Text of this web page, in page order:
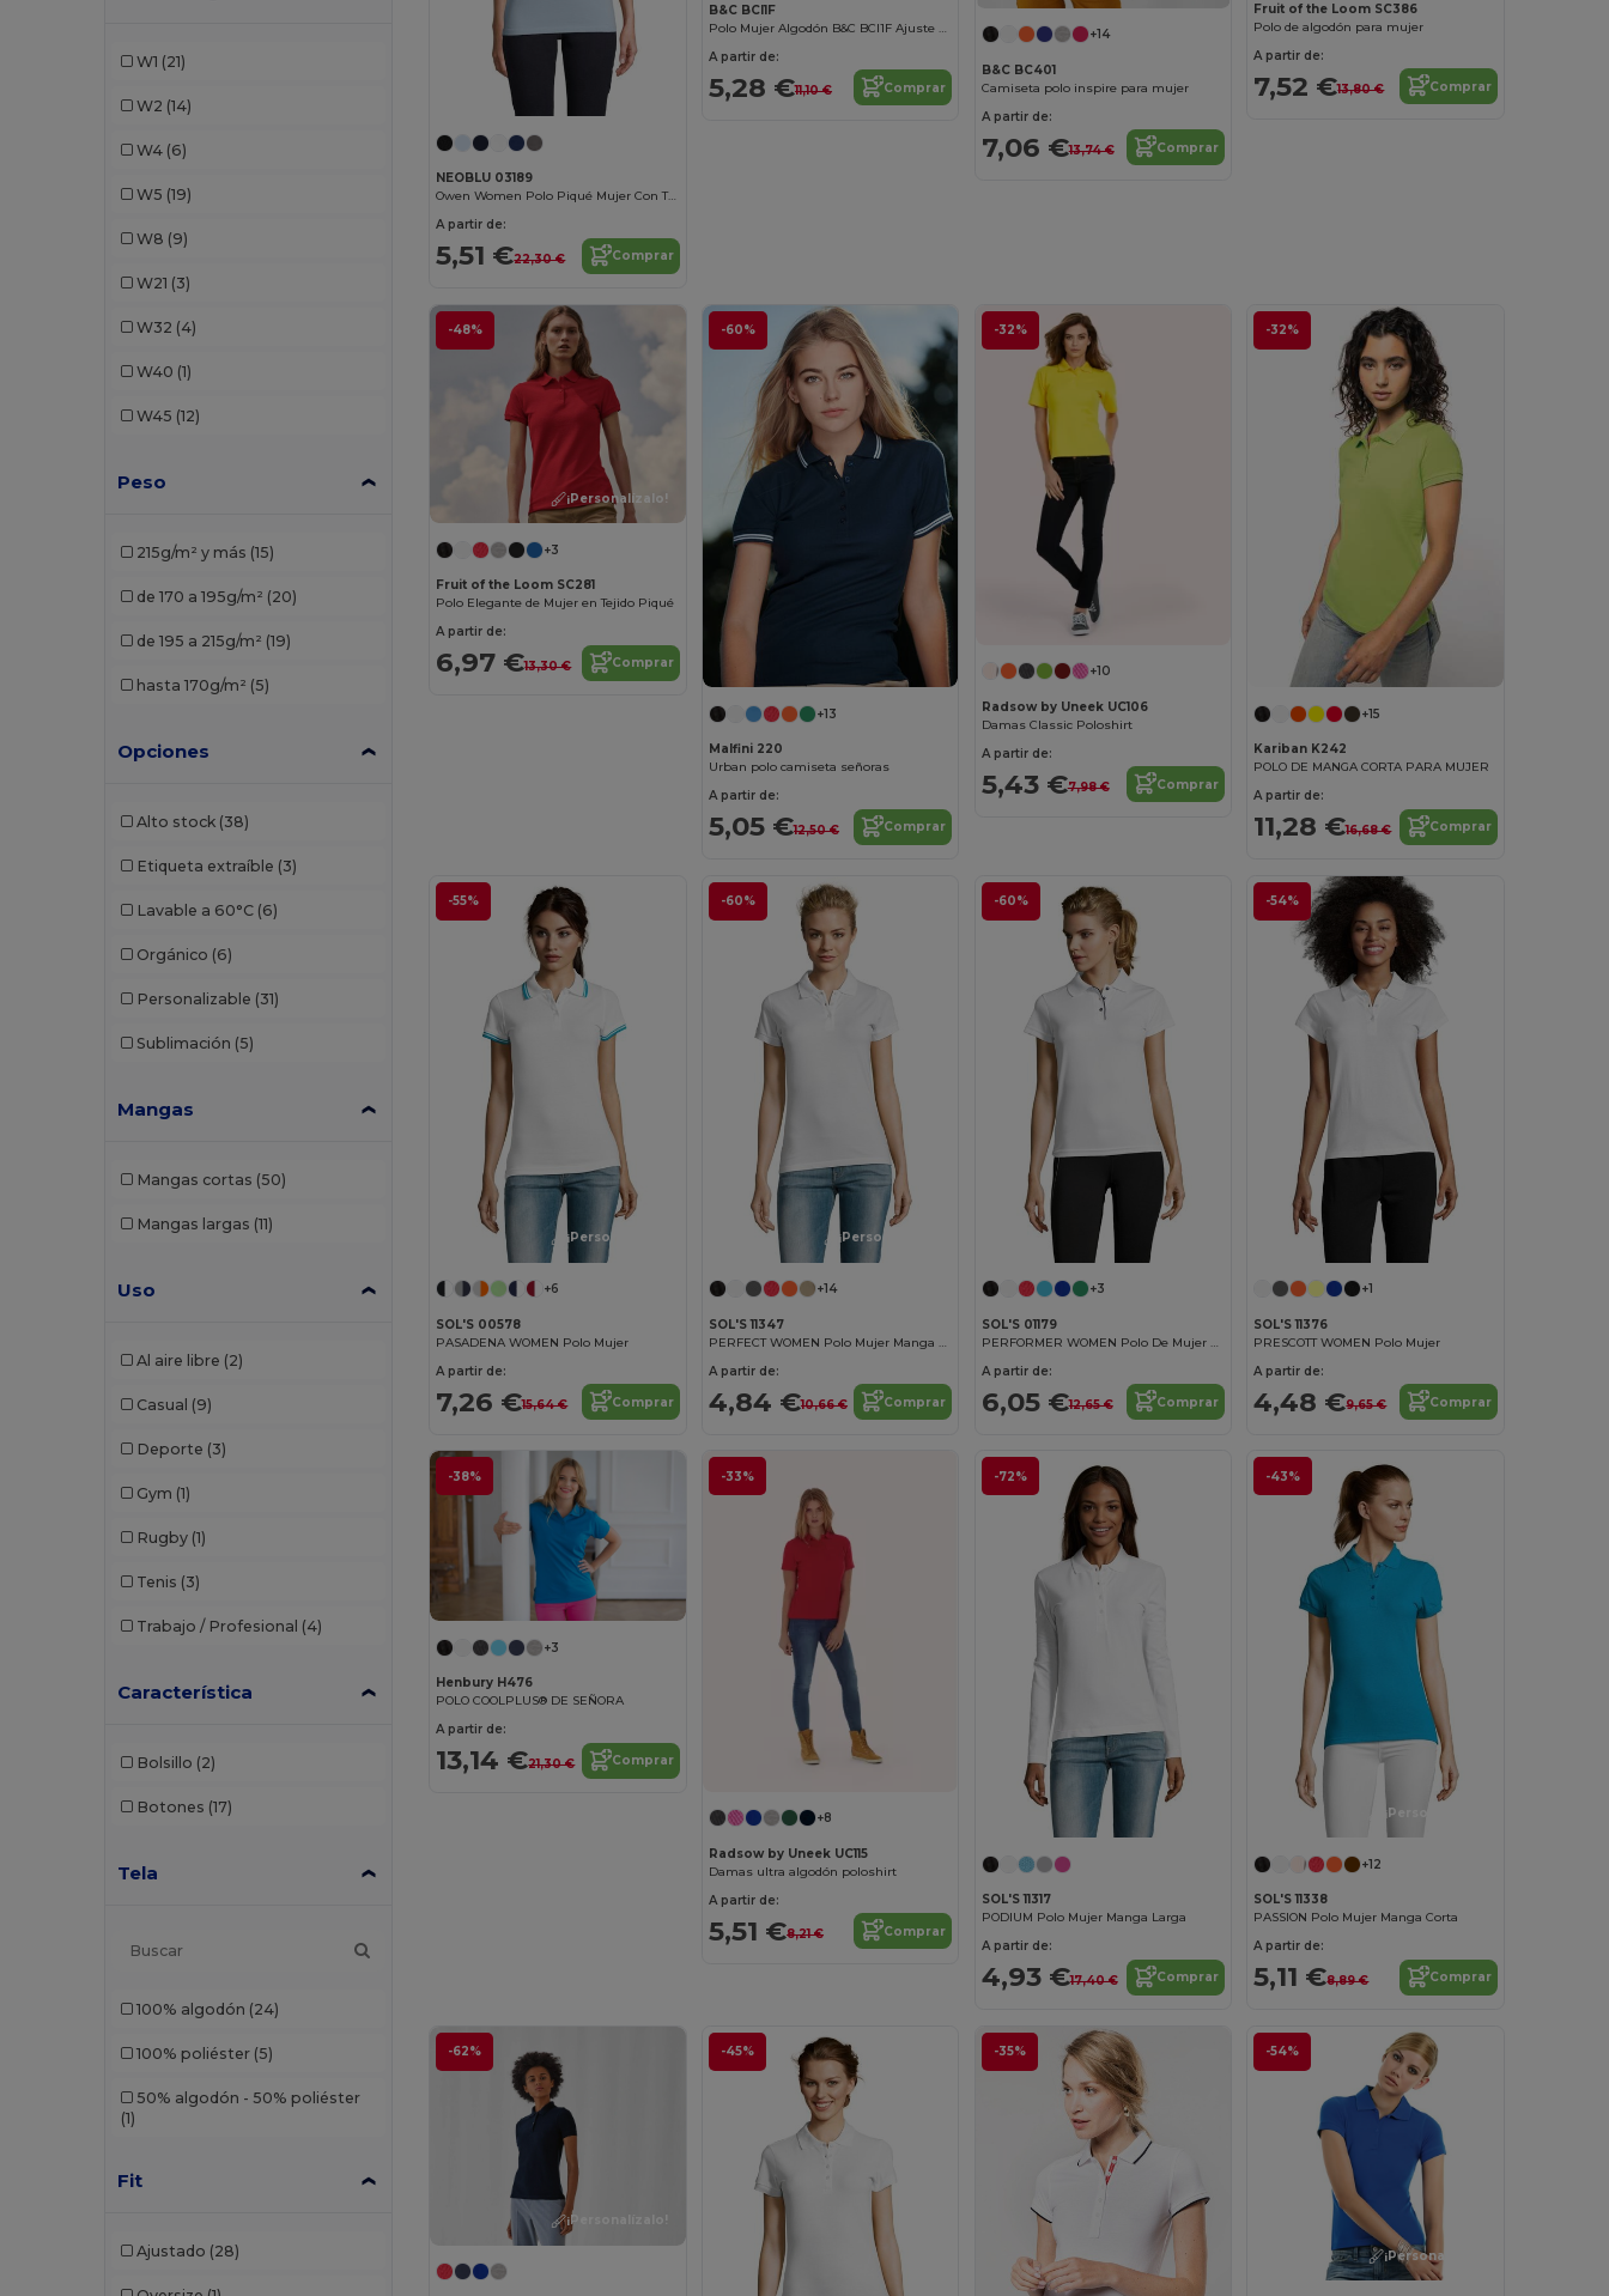
Proact
Skinnifit (1)
(1)
Tee Jays
Valento
WK. Designed To Work
W1 (21)
W2 (14)
W4 (6)
W5 (19)
W8 (9)
W21 (3)
W32 (4)
W40 (1)
W45 (12)
Peso
215g/m² y más (15)
de 170 a 195g/m² (20)
de 195 a 215g/m² (19)
hasta 170g/m² (5)
Opciones
Alto stock (38)
Etiqueta extraíble (3)
Lavable a 60°C (6)
Orgánico (6)
Personalizable (31)
Sublimación (5)
Mangas
Mangas cortas (50)
Mangas largas (11)
Uso
Al aire libre (2)
Casual (9)
Deporte (3)
Gym (1)
Rugby (1)
Tenis (3)
Trabajo / Profesional (4)
Característica
Bolsillo (2)
Botones (17)
Tela
100% algodón (24)
100% poliéster (5)
50% algodón - 50% poliéster
(1)
Algodón (41)
Fit
Ajustado (28)
NEOBLU 03189
Owen Women Polo Piqué Mujer Con Tapeta Oculta
A partir de:
5,51 €22,30 € Comprar
B&C BCI1F
Polo Mujer Algodón B&C BCI1F Ajuste Slim
A partir de:
5,28 €11,10 € Comprar
+14
B&C BC401
Camiseta polo inspire para mujer
A partir de:
7,06 €13,74 € Comprar
Fruit of the Loom SC386
Polo de algodón para mujer
A partir de:
7,52 €13,80 € Comprar
-48%
¡Personalízalo!
+3
Fruit of the Loom SC281
Polo Elegante de Mujer en Tejido Piqué
A partir de:
6,97 €13,30 € Comprar
-60%
+13
Malfini 220
Urban polo camiseta señoras
A partir de:
5,05 €12,50 € Comprar
-32%
+10
Radsow by Uneek UC106
Damas Classic Poloshirt
A partir de:
5,43 €7,98 € Comprar
-32%
+15
Kariban K242
POLO DE MANGA CORTA PARA MUJER
A partir de:
11,28 €16,68 € Comprar
-55%
¡Personalízalo!
+6
SOL'S 00578
PASADENA WOMEN Polo Mujer
A partir de:
7,26 €15,64 € Comprar
-60%
¡Personalízalo!
+14
SOL'S 11347
PERFECT WOMEN Polo Mujer Manga Corta
A partir de:
4,84 €10,66 € Comprar
-60%
+3
SOL'S 01179
PERFORMER WOMEN Polo De Mujer Deportivo
A partir de:
6,05 €12,65 € Comprar
-54%
+1
SOL'S 11376
PRESCOTT WOMEN Polo Mujer
A partir de:
4,48 €9,65 € Comprar
-38%
+3
Henbury H476
POLO COOLPLUS® DE SEÑORA
A partir de:
13,14 €21,30 € Comprar
-33%
+8
Radsow by Uneek UC115
Damas ultra algodón poloshirt
A partir de:
5,51 €8,21 € Comprar
-72%
SOL'S 11317
PODIUM Polo Mujer Manga Larga
A partir de:
4,93 €17,40 € Comprar
-43%
¡Personalízalo!
+12
SOL'S 11338
PASSION Polo Mujer Manga Corta
A partir de:
5,11 €8,89 € Comprar
-62%
¡Personalízalo!
-45% -35% -54%
¡Personalízalo!